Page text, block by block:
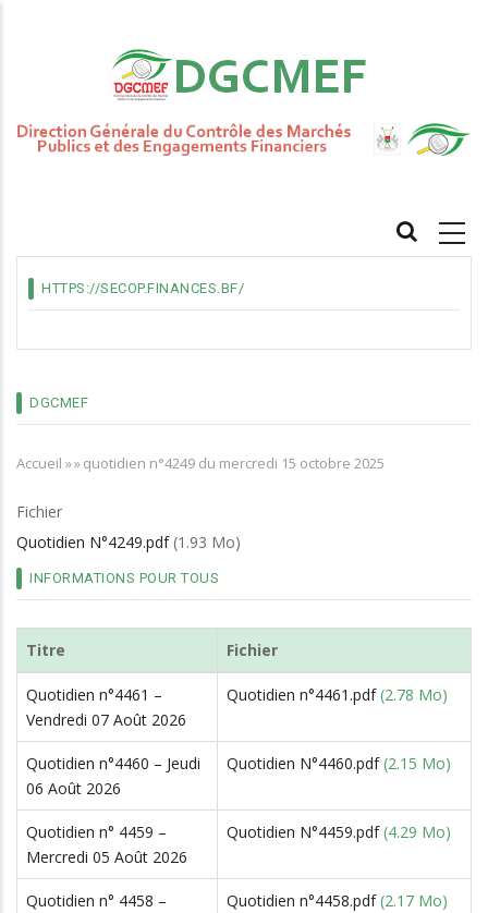
HTTPS://SECOP.FINANCES.BF/
DGCMEF
Fil
d'Ariane
Accueil »»quotidien n°4249 du mercredi 15 octobre 2025
Fichier
Quotidien N°4249.pdf (1.93 Mo)
INFORMATIONS POUR TOUS
Titre Fichier
Quotidien n°4461 –
Vendredi 07 Août 2026
Quotidien n°4461.pdf (2.78 Mo)
Quotidien n°4460 – Jeudi
06 Août 2026
Quotidien N°4460.pdf (2.15 Mo)
Quotidien n° 4459 –
Mercredi 05 Août 2026
Quotidien N°4459.pdf (4.29 Mo)
Quotidien n° 4458 –
Quotidien n°4458.pdf (2.17 Mo)